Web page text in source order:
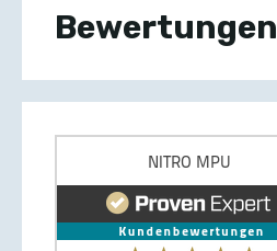
Bewertungen